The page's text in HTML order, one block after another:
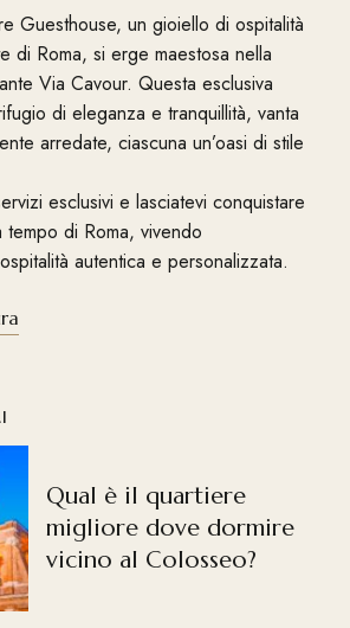
Guesthouse, un gioiello di ospitalità
di Roma, si erge maestosa nella
Via Cavour. Questa esclusiva
di eleganza e tranquillità, vanta
arredate, ciascuna un’oasi di stile
esclusivi e lasciatevi conquistare
di Roma, vivendo
autentica e personalizzata.
Qual è il quartiere
migliore dove dormire
vicino al Colosseo?